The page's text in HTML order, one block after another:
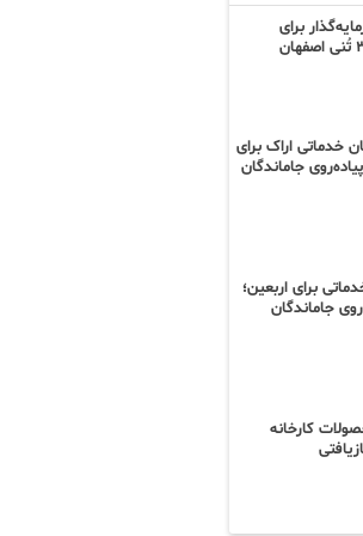
برای
خدماتی اراک برای
جاماندگان
خدماتی برای اربعین؛
جاماندگان
کارخانه